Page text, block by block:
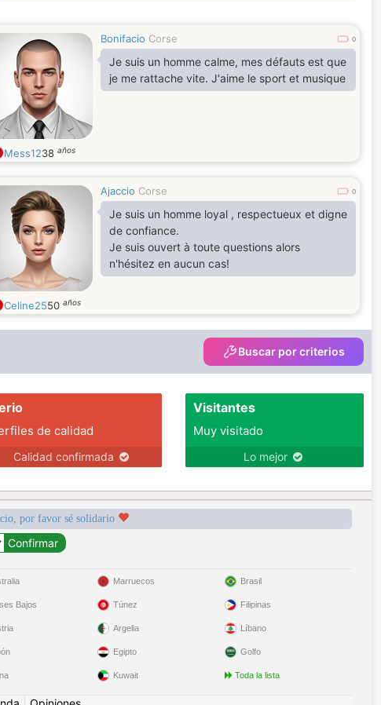
Bonifacio Corse 0
Je suis un homme calme, mes défauts est que
je me rattache vite. J'aime le sport et musique
Mess1238 años
Ajaccio Corse 0
Je suis un homme loyal , respectueux et digne
de confiance.
Je suis ouvert à toute questions alors
n'hésitez en aucun cas!
Celine2550 años
Buscar por criterios
de calidad
Calidad confirmada
Visitantes
Muy visitado
Lo mejor
por favor sé solidario
Bajos
Marruecos
Túnez
Argelia
Egipto
Kuwait
Brasil
Filipinas
Líbano
Golfo
Toda la lista